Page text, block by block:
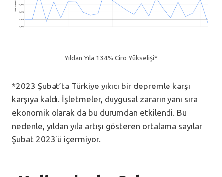
Yıldan Yıla 134% Ciro Yükselişi*
*2023 Şubat’ta Türkiye yıkıcı bir depremle karşı
karşıya kaldı. İşletmeler, duygusal zararın yanı sıra
ekonomik olarak da bu durumdan etkilendi. Bu
nedenle, yıldan yıla artışı gösteren ortalama sayılar
Şubat 2023’ü içermiyor.